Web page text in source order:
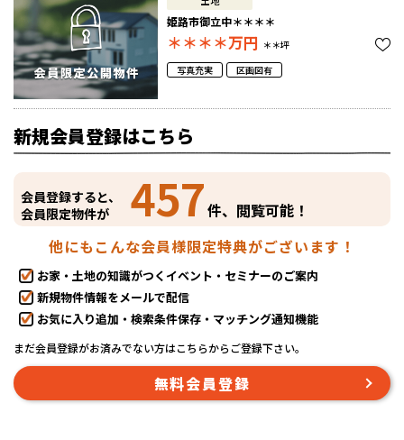
姫路市御立中＊＊＊＊
＊＊＊＊万円 ＊＊坪
写真充実
区画図有
新規会員登録はこちら
会員登録すると、
会員限定物件が
457件、閲覧可能！
他にもこんな会員様限定特典がございます！
お家・土地の知識がつくイベント・セミナーのご案内
新規物件情報をメールで配信
お気に入り追加・検索条件保存・マッチング通知機能
まだ会員登録がお済みでない方はこちらからご登録下さい。
無料会員登録